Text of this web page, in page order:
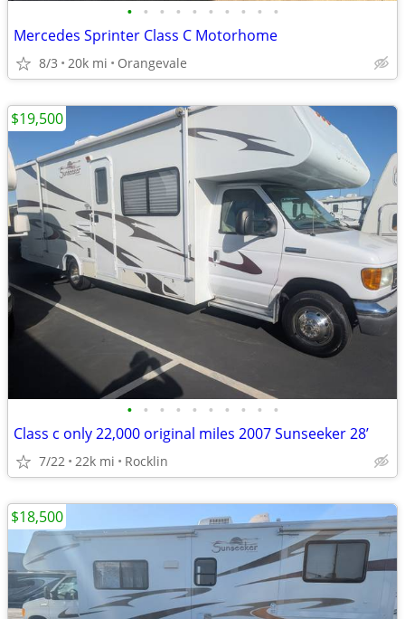
• • • • • • • • • •
Mercedes Sprinter Class C Motorhome
8/3 20k mi Orangevale
• • • • • • • • • •
Class c only 22,000 original miles 2007 Sunseeker 28’
7/22 22k mi Rocklin
$19,500
$18,500